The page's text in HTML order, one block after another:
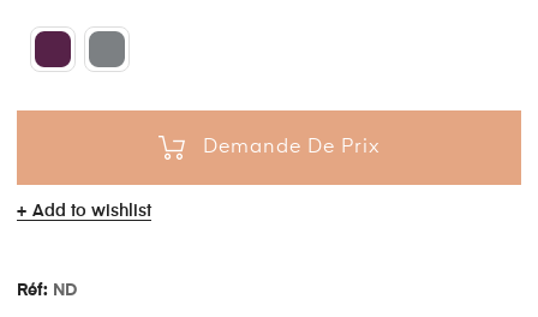
Demande De Prix
Add to wishlist
Réf: ND